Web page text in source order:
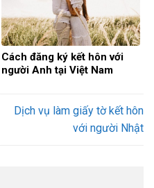
Cách đăng ký kết hôn với
người Anh tại Việt Nam
Dịch vụ làm giấy tờ kết hôn
với người Nhật